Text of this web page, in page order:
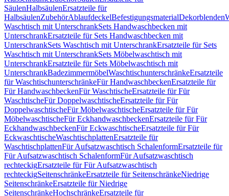
SäulenHalbsäulenErsatzteile für
HalbsäulenZubehörAblaufdeckelBefestigungsmaterialDekorblenden
Waschtisch mit UnterschrankSets Handwaschbecken mit
UnterschrankErsatzteile für Sets Handwaschbecken mit
UnterschrankSets Waschtisch mit UnterschrankErsatzteile für Sets
Waschtisch mit UnterschrankSets Möbelwaschtisch mit
UnterschrankErsatzteile für Sets Möbelwaschtisch mit
UnterschrankBadezimmermöbelWaschtischunterschränkeErsatzteile
für WaschtischunterschränkeFür HandwaschbeckenErsatzteile für
Für HandwaschbeckenFür WaschtischeErsatzteile für Für
WaschtischeFür DoppelwaschtischeErsatzteile für Für
DoppelwaschtischeFür MöbelwaschtischeErsatzteile für Für
MöbelwaschtischeFür EckhandwaschbeckenErsatzteile für Für
EckhandwaschbeckenFür EckwaschtischeErsatzteile für Für
EckwaschtischeWaschtischplattenErsatzteile für
WaschtischplattenFür Aufsatzwaschtisch SchalenformErsatzteile für
Für Aufsatzwaschtisch SchalenformFür Aufsatzwaschtisch
rechteckigErsatzteile für Für Aufsatzwaschtisch
rechteckigSeitenschränkeErsatzteile für SeitenschränkeNiedrige
SeitenschränkeErsatzteile für Niedrige
SeitenschränkeHochschränkeErsatzteile für